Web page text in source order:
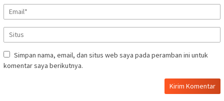
Simpan nama, email, dan situs web saya pada peramban ini untuk
komentar saya berikutnya.